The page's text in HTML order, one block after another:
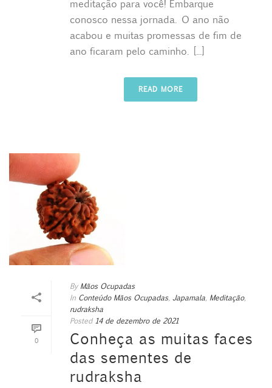
meditação para você! Embarque
conosco nessa jornada. O ano não
acabou e muitas promessas de fim de
ano ficaram pelo caminho. [...]
READ MORE
0
By Mãos Ocupadas
In Conteúdo Mãos Ocupadas, Japamala, Meditação,
rudraksha
Posted 14 de dezembro de 2021
Conheça as muitas faces
das sementes de
rudraksha